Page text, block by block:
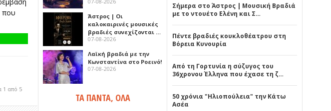
που
1 από 5
Άστρος | Οι
καλοκαιρινές μουσικές
βραδιές συνεχίζονται …
07-08-2026
Λαϊκή βραδιά με την
Κωνσταντίνα στο Ροεινό!
07-08-2026
ΤΑ ΠΑΝΤΑ, ΟΛΑ
Σήμερα στο Άστρος | Μουσική Βραδιά
με το ντουέτο Ελένη και Σ…
Πέντε βραδιές κουκλοθέατρου στη
Βόρεια Κυνουρία
Από τη Γορτυνία η σύζυγος του
36χρονου Έλληνα που έχασε τη ζ…
50 χρόνια "Ηλιοπούλεια" την Κάτω
Ασέα